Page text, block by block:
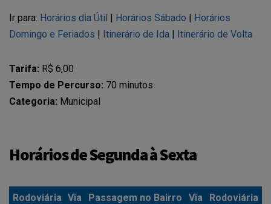
Ir para: Horários dia Útil | Horários Sábado | Horários
Domingo e Feriados | Itinerário de Ida | Itinerário de Volta
Tarifa: R$ 6,00
Tempo de Percurso: 70 minutos
Categoria: Municipal
Horários de Segunda à Sexta
Rodoviária Via Passagem no Bairro Via
Rodoviária